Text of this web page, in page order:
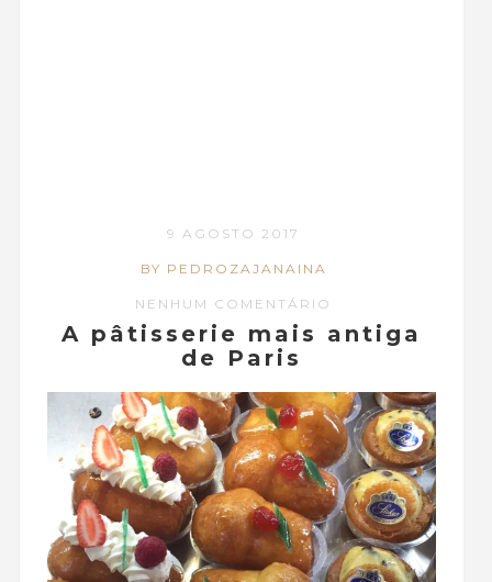
9 AGOSTO 2017
BY PEDROZAJANAINA
NENHUM COMENTÁRIO
A pâtisserie mais antiga
de Paris